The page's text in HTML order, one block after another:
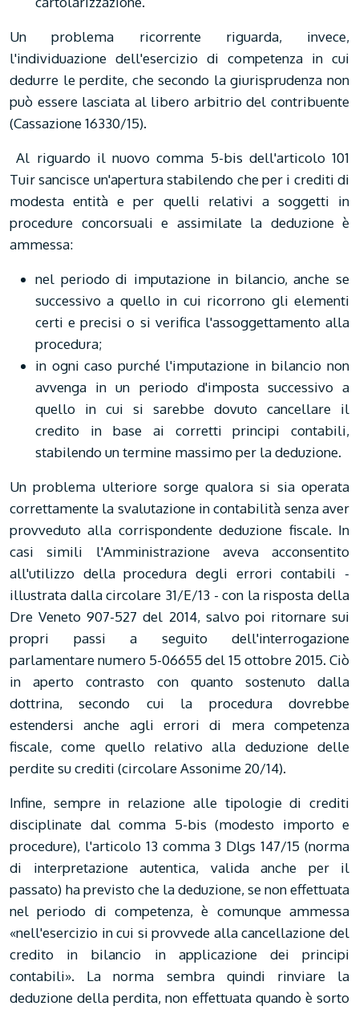
Un problema ricorrente riguarda, invece,
l'individuazione dell'esercizio di competenza in cui
dedurre le perdite, che secondo la giurisprudenza non
può essere lasciata al libero arbitrio del contribuente
(Cassazione 16330/15).
Al riguardo il nuovo comma 5-bis dell'articolo 101
Tuir sancisce un'apertura stabilendo che per i crediti di
modesta entità e per quelli relativi a soggetti in
procedure concorsuali e assimilate la deduzione è
ammessa:
nel periodo di imputazione in bilancio, anche se
successivo a quello in cui ricorrono gli elementi
certi e precisi o si verifica l'assoggettamento alla
procedura;
in ogni caso purché l'imputazione in bilancio non
avvenga in un periodo d'imposta successivo a
quello in cui si sarebbe dovuto cancellare il
credito in base ai corretti principi contabili,
stabilendo un termine massimo per la deduzione.
Un problema ulteriore sorge qualora si sia operata
correttamente la svalutazione in contabilità senza aver
provveduto alla corrispondente deduzione fiscale. In
casi simili l'Amministrazione aveva acconsentito
all'utilizzo della procedura degli errori contabili -
illustrata dalla circolare 31/E/13 - con la risposta della
Dre Veneto 907-527 del 2014, salvo poi ritornare sui
propri passi a seguito dell'interrogazione
parlamentare numero 5-06655 del 15 ottobre 2015. Ciò
in aperto contrasto con quanto sostenuto dalla
dottrina, secondo cui la procedura dovrebbe
estendersi anche agli errori di mera competenza
fiscale, come quello relativo alla deduzione delle
perdite su crediti (circolare Assonime 20/14).
Infine, sempre in relazione alle tipologie di crediti
disciplinate dal comma 5-bis (modesto importo e
procedure), l'articolo 13 comma 3 Dlgs 147/15 (norma
di interpretazione autentica, valida anche per il
passato) ha previsto che la deduzione, se non effettuata
nel periodo di competenza, è comunque ammessa
«nell'esercizio in cui si provvede alla cancellazione del
credito in bilancio in applicazione dei principi
contabili». La norma sembra quindi rinviare la
deduzione della perdita, non effettuata quando è sorto